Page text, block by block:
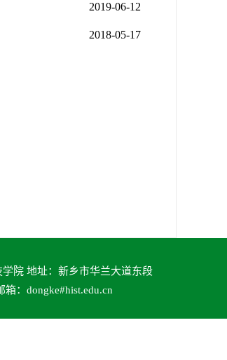
2019-06-12
2018-05-17
院 地址：新乡市华兰大道东段
：dongke#hist.edu.cn